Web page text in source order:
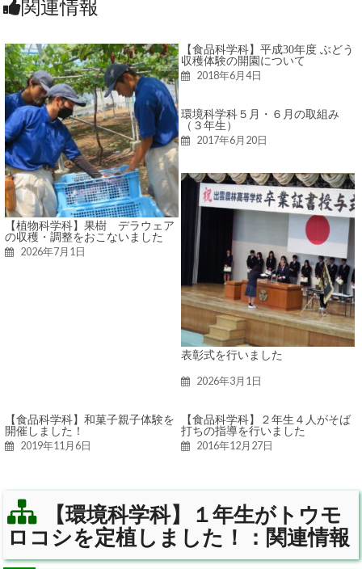
関連情報
【植物科学科】果樹 デラウェア
の収穫・調整をおこないました
2026年7月1日
【食品科学科】平成30年度 ぶどう
収穫体験の開園について
2018年6月4日
環境科学科５月・６月の取組み
（３年生）
2017年6月20日
表彰式を行いました
2026年3月1日
【食品科学科】和菓子親子体験を
開催しました！
2019年11月6日
【食品科学科】２年生４人がそば
打ちの指導を行いました
2016年12月27日
【環境科学科】１年生がトウモ
ロコシを定植しました！：関連情報